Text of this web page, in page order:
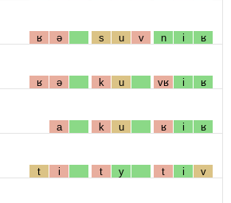
ʁ ə s u v n i ʁ
ʁ ə k u vʁ i ʁ
a k u ʁ i ʁ
t i t y t i v